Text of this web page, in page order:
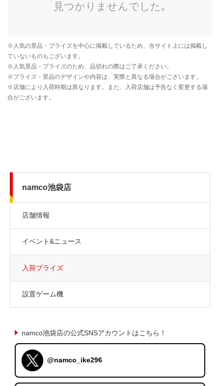
namco池袋店
店舗情報
イベント&ニュース
入荷プライズ
設置ゲーム機
namco池袋店の公式SNSアカウントはこちら！
@namco_ike296